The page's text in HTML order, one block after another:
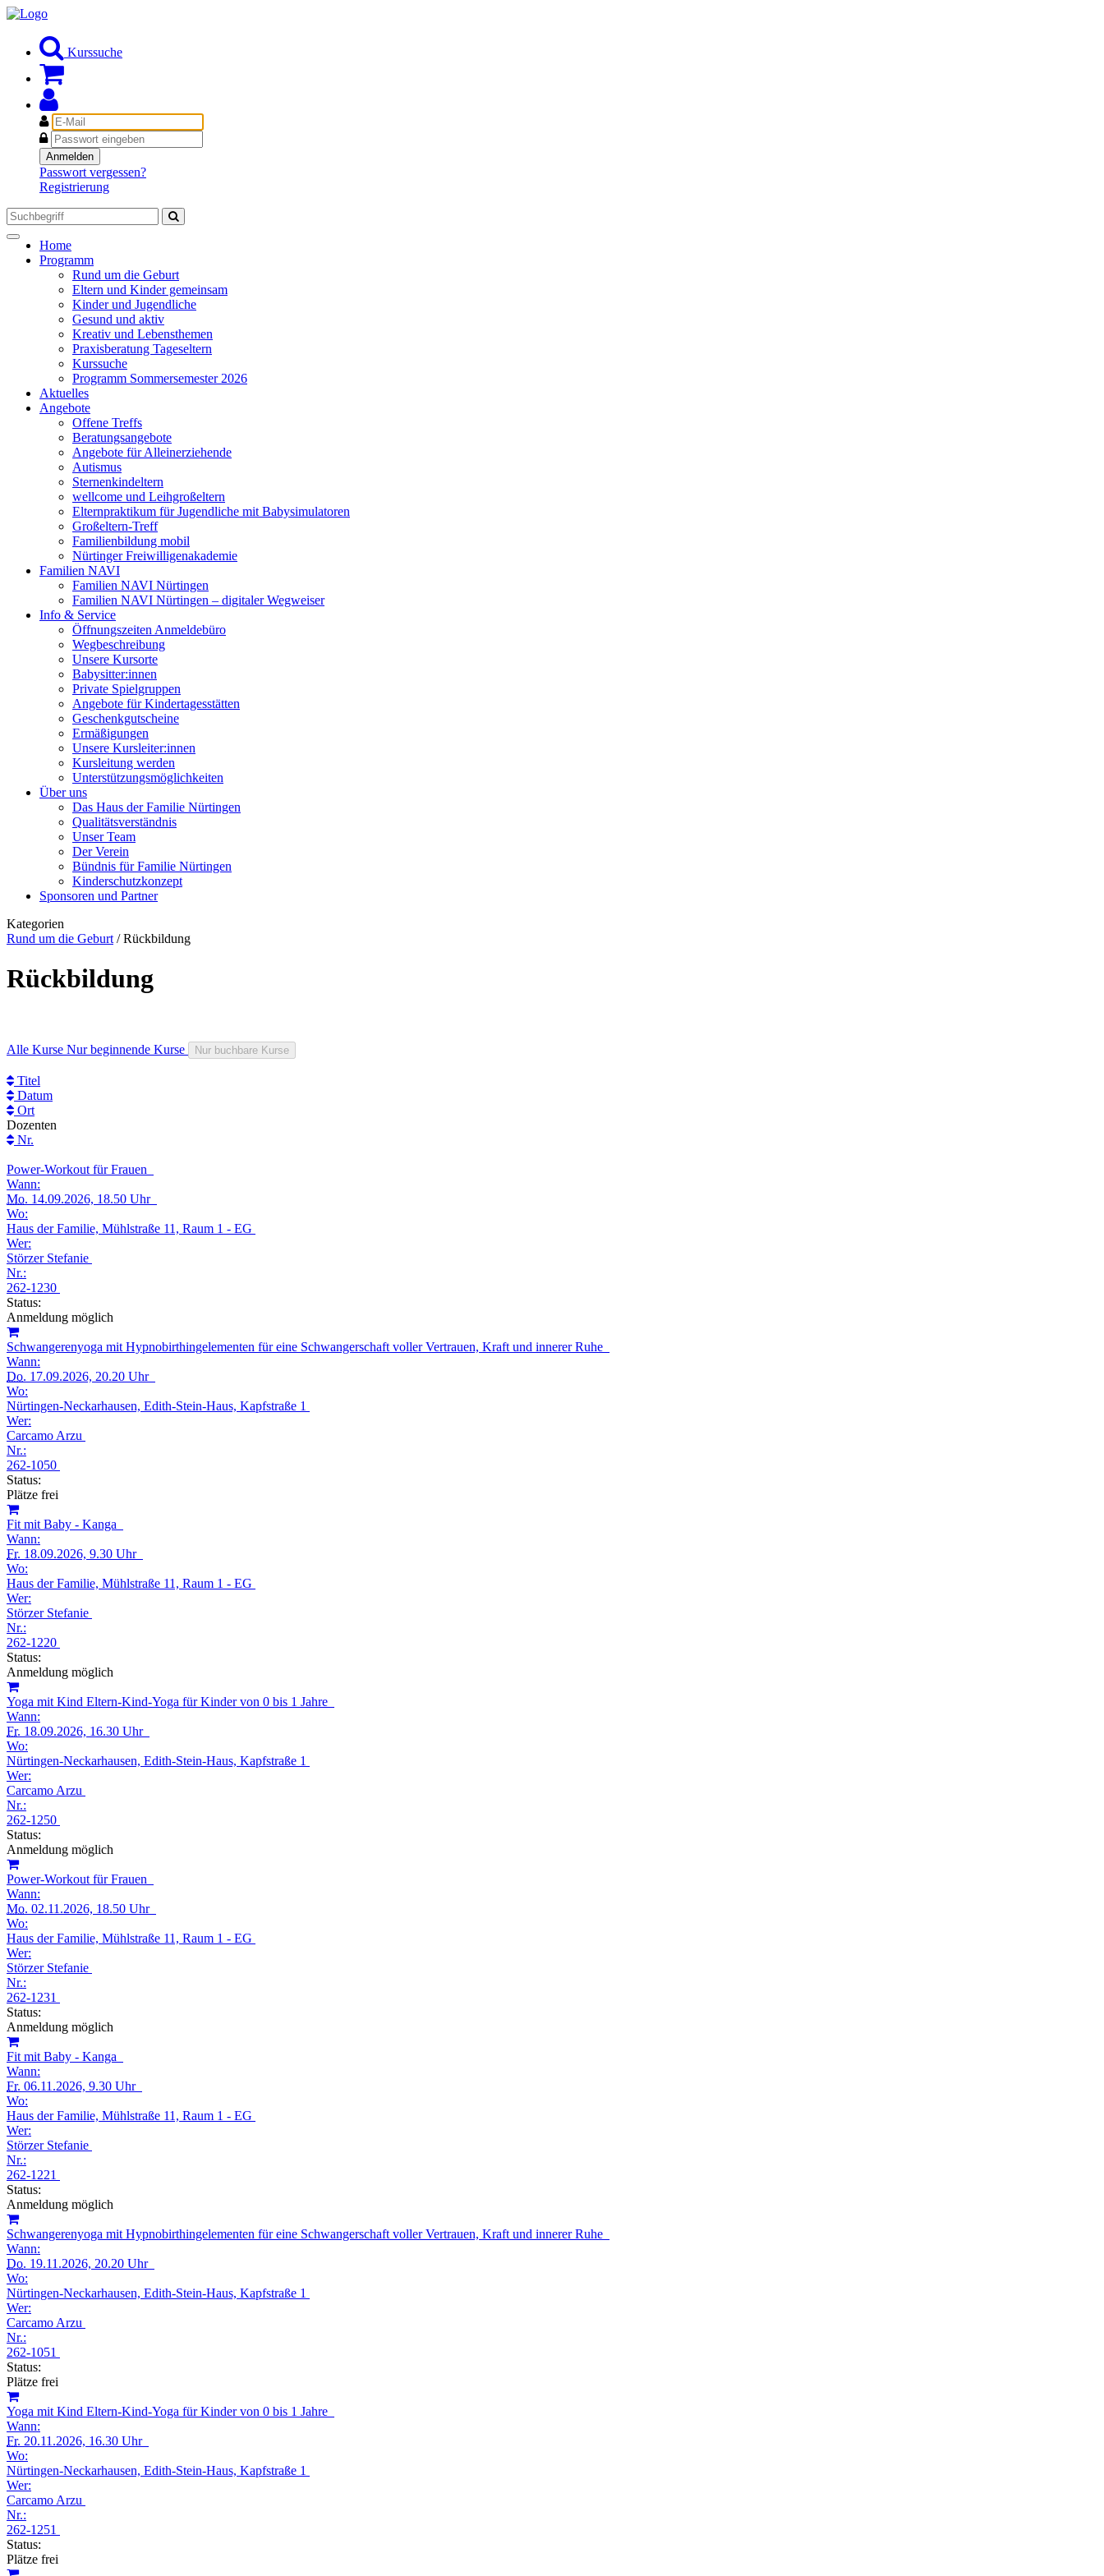
Kurssuche
E-
Mail
Passwort
Anmelden
Passwort vergessen?
Registrierung
Toggle
navigation
Home
Programm
Rund um die Geburt
Eltern und Kinder gemeinsam
Kinder und Jugendliche
Gesund und aktiv
Kreativ und Lebensthemen
Praxisberatung Tageseltern
Kurssuche
Programm Sommersemester 2026
Aktuelles
Angebote
Offene Treffs
Beratungsangebote
Angebote für Alleinerziehende
Autismus
Sternenkindeltern
wellcome und Leihgroßeltern
Elternpraktikum für Jugendliche mit Babysimulatoren
Großeltern-Treff
Familienbildung mobil
Nürtinger Freiwilligenakademie
Familien NAVI
Familien NAVI Nürtingen
Familien NAVI Nürtingen – digitaler Wegweiser
Info & Service
Öffnungszeiten Anmeldebüro
Wegbeschreibung
Unsere Kursorte
Babysitter:innen
Private Spielgruppen
Angebote für Kindertagesstätten
Geschenkgutscheine
Ermäßigungen
Unsere Kursleiter:innen
Kursleitung werden
Unterstützungsmöglichkeiten
Über uns
Das Haus der Familie Nürtingen
Qualitätsverständnis
Unser Team
Der Verein
Bündnis für Familie Nürtingen
Kinderschutzkonzept
Sponsoren und Partner
Kategorien
Rund um die Geburt /Rückbildung
Rückbildung
Alle Kurse Nur beginnende Kurse Nur buchbare Kurse
Titel
Datum
Ort
Dozenten
Nr.
Power-Workout für Frauen
Wann:
Mo. 14.09.2026, 18.50 Uhr
Wo:
Haus der Familie, Mühlstraße 11, Raum 1 - EG
Wer:
Störzer Stefanie
Nr.:
262-1230
Status:
Anmeldung möglich
Schwangerenyoga mit Hypnobirthingelementen für eine Schwangerschaft voller Vertrauen, Kraft und innerer Ruhe
Wann:
Do. 17.09.2026, 20.20 Uhr
Wo:
Nürtingen-Neckarhausen, Edith-Stein-Haus, Kapfstraße 1
Wer:
Carcamo Arzu
Nr.:
262-1050
Status:
Plätze frei
Fit mit Baby - Kanga
Wann:
Fr. 18.09.2026, 9.30 Uhr
Wo:
Haus der Familie, Mühlstraße 11, Raum 1 - EG
Wer:
Störzer Stefanie
Nr.:
262-1220
Status:
Anmeldung möglich
Yoga mit Kind Eltern-Kind-Yoga für Kinder von 0 bis 1 Jahre
Wann:
Fr. 18.09.2026, 16.30 Uhr
Wo:
Nürtingen-Neckarhausen, Edith-Stein-Haus, Kapfstraße 1
Wer:
Carcamo Arzu
Nr.:
262-1250
Status:
Anmeldung möglich
Power-Workout für Frauen
Wann:
Mo. 02.11.2026, 18.50 Uhr
Wo:
Haus der Familie, Mühlstraße 11, Raum 1 - EG
Wer:
Störzer Stefanie
Nr.:
262-1231
Status:
Anmeldung möglich
Fit mit Baby - Kanga
Wann:
Fr. 06.11.2026, 9.30 Uhr
Wo:
Haus der Familie, Mühlstraße 11, Raum 1 - EG
Wer:
Störzer Stefanie
Nr.:
262-1221
Status:
Anmeldung möglich
Schwangerenyoga mit Hypnobirthingelementen für eine Schwangerschaft voller Vertrauen, Kraft und innerer Ruhe
Wann:
Do. 19.11.2026, 20.20 Uhr
Wo:
Nürtingen-Neckarhausen, Edith-Stein-Haus, Kapfstraße 1
Wer:
Carcamo Arzu
Nr.:
262-1051
Status:
Plätze frei
Yoga mit Kind Eltern-Kind-Yoga für Kinder von 0 bis 1 Jahre
Wann:
Fr. 20.11.2026, 16.30 Uhr
Wo:
Nürtingen-Neckarhausen, Edith-Stein-Haus, Kapfstraße 1
Wer:
Carcamo Arzu
Nr.:
262-1251
Status:
Plätze frei